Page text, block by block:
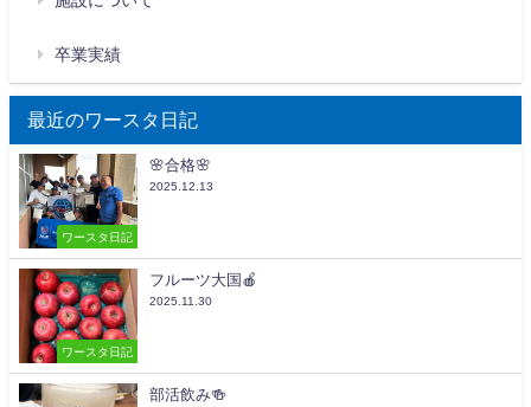
卒業実績
最近のワースタ日記
ワースタ日記
🌸合格🌸
2025.12.13
ワースタ日記
フルーツ大国🍎
2025.11.30
部活飲み🍻